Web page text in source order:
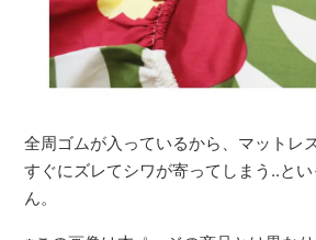
全周ゴムが入っているから、マットレ
すぐにズレてシワが寄ってしまう..と
ん。